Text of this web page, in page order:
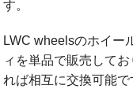
す。
LWC wheelsのホイー
ィを単品で販売して
れば相互に交換可能で